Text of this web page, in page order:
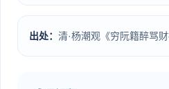
出处： 清·杨潮观《穷阮籍醉骂